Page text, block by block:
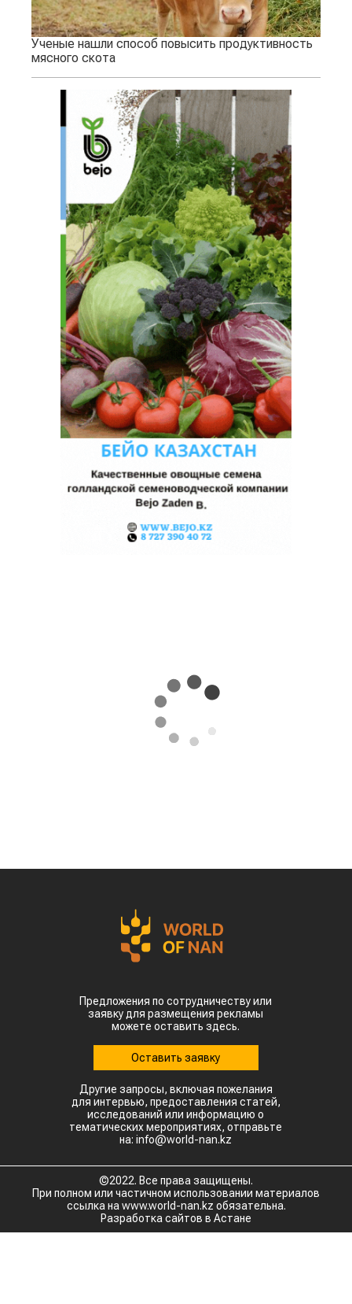
Ученые нашли способ повысить продуктивность
мясного скота
Предложения по сотрудничеству или
заявку для размещения рекламы
можете оставить здесь.
Оставить заявку
Другие запросы, включая пожелания
для интервью, предоставления статей,
исследований или информацию о
тематических мероприятиях, отправьте
на: info@world-nan.kz
©2022. Все права защищены.
При полном или частичном использовании материалов
ссылка на www.world-nan.kz обязательна.
Разработка сайтов в Астане